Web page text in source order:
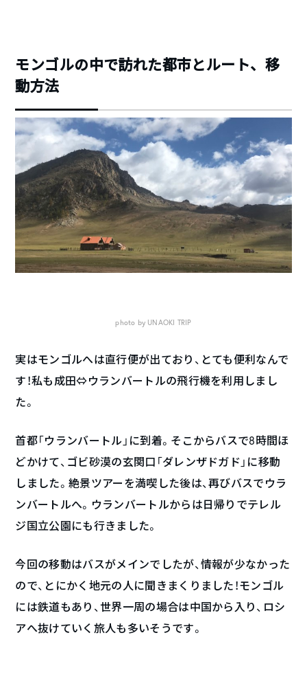
モンゴルの中で訪れた都市とルート、移
動方法
photo by UNAOKI TRIP
実はモンゴルへは直行便が出ており、とても便利なんで
す！私も成田⇔ウランバートルの飛行機を利用しまし
た。
首都「ウランバートル」に到着。そこからバスで8時間ほ
どかけて、ゴビ砂漠の玄関口「ダレンザドガド」に移動
しました。絶景ツアーを満喫した後は、再びバスでウラ
ンバートルへ。ウランバートルからは日帰りでテレル
ジ国立公園にも行きました。
今回の移動はバスがメインでしたが、情報が少なかった
ので、とにかく地元の人に聞きまくりました！モンゴル
には鉄道もあり、世界一周の場合は中国から入り、ロシ
アへ抜けていく旅人も多いそうです。